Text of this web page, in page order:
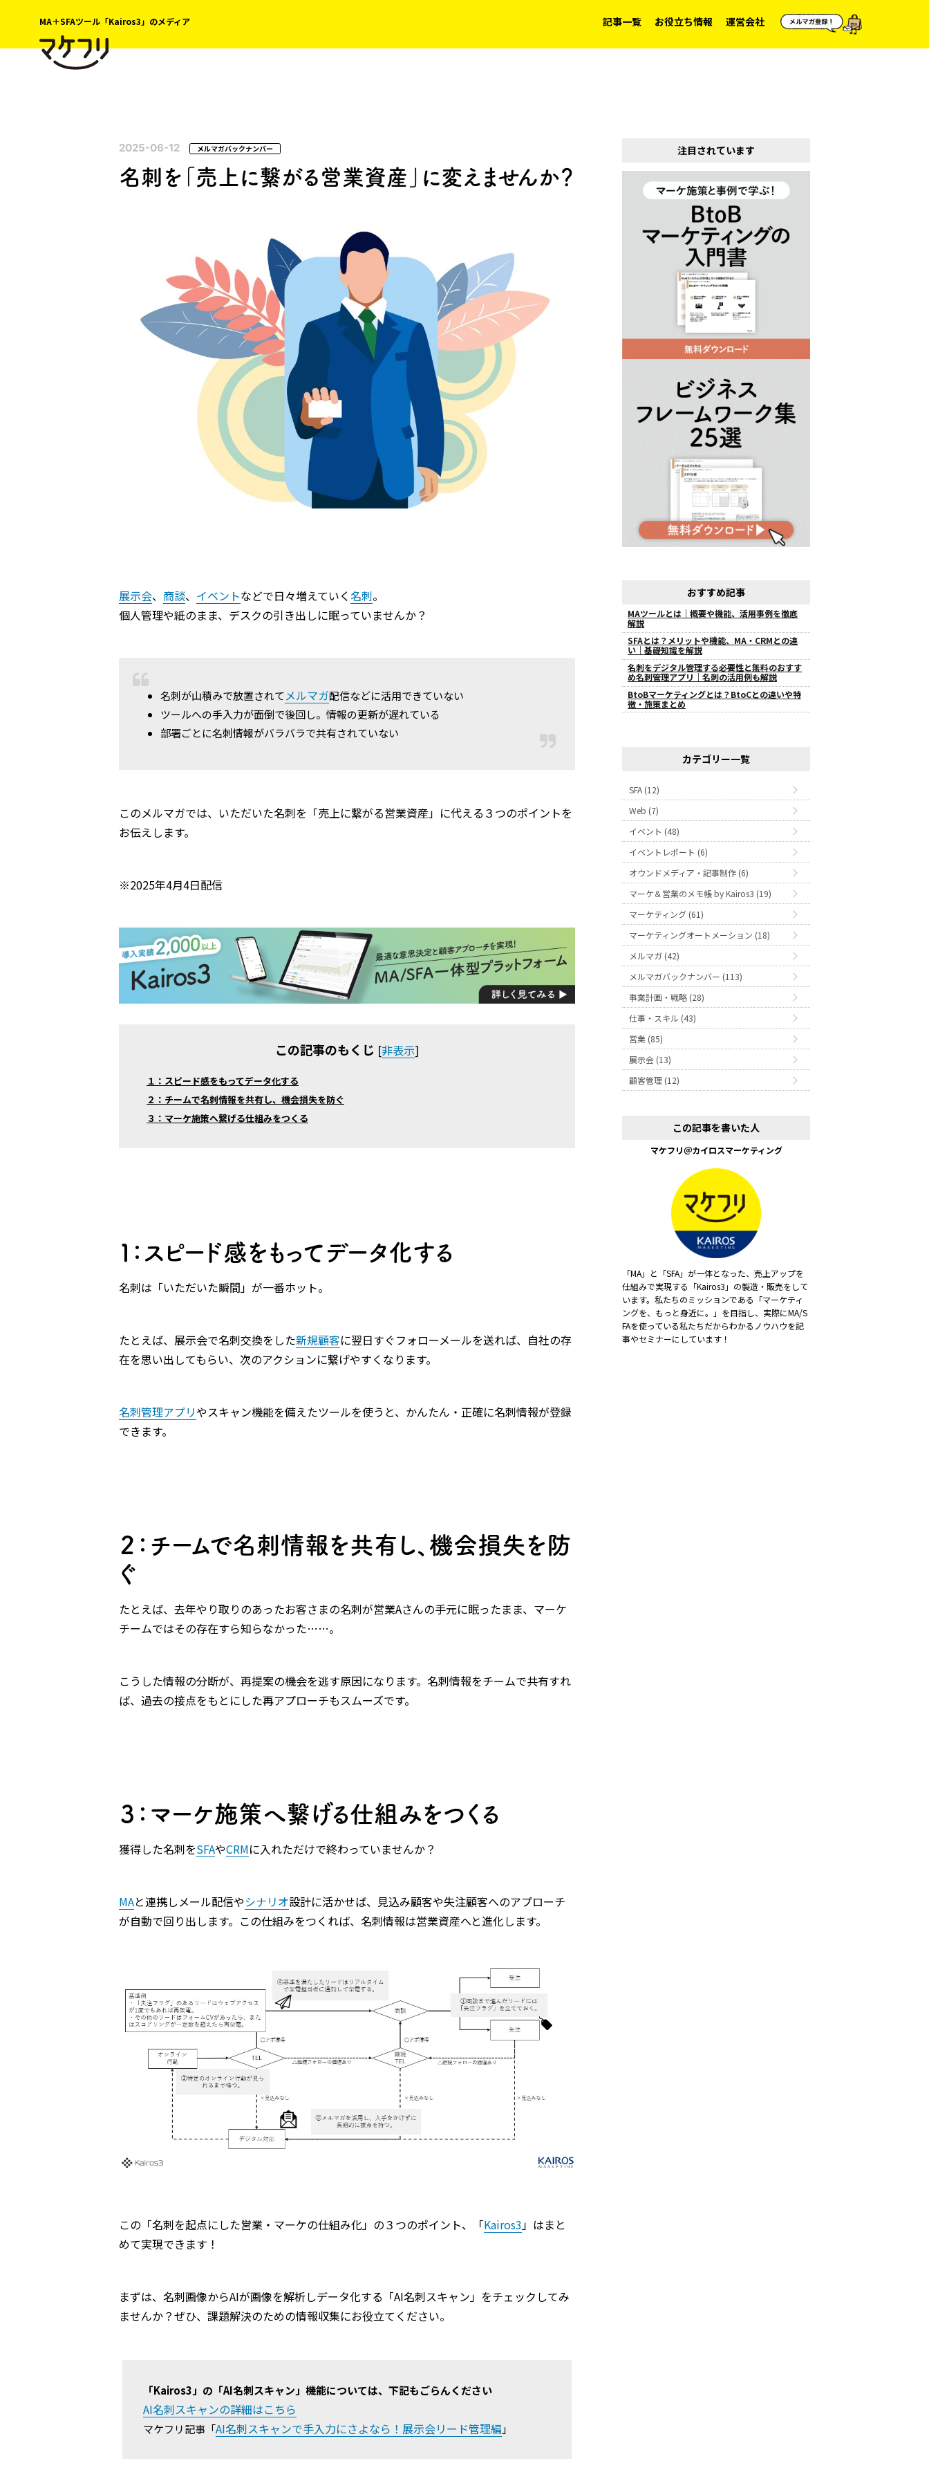
MA＋SFAツール「Kairos3」のメディア 記事一覧 お役立ち情報 運営会社
2025-06-12 メルマガバックナンバー
名刺を「売上に繋がる営業資産」に変えませんか？
展示会、 商談、 イベントなどで日々増えていく 名刺。
個人管理や紙のまま、デスクの引き出しに眠っていませんか？
名刺が山積みで放置されてメルマガ配信などに活用できていない
ツールへの手入力が面倒で後回し。情報の更新が遅れている
部署ごとに名刺情報がバラバラで共有されていない
このメルマガでは、いただいた名刺を「売上に繋がる営業資産」に代える３つのポイントを
お伝えします。
※2025年4月4日配信
この記事のもくじ [非表示]
１：スピード感をもってデータ化する
２：チームで名刺情報を共有し、機会損失を防ぐ
３：マーケ施策へ繋げる仕組みをつくる
１：スピード感をもってデータ化する
名刺は「いただいた瞬間」が一番ホット。
たとえば、展示会で名刺交換をした新規顧客に翌日すぐフォローメールを送れば、自社の存
在を思い出してもらい、次のアクションに繋げやすくなります。
名刺管理アプリやスキャン機能を備えたツールを使うと、かんたん・正確に名刺情報が登録
できます。
２：チームで名刺情報を共有し、機会損失を防
ぐ
たとえば、去年やり取りのあったお客さまの名刺が営業Aさんの手元に眠ったまま、マーケ
チームではその存在すら知らなかった……。
こうした情報の分断が、再提案の機会を逃す原因になります。名刺情報をチームで共有すれ
ば、過去の接点をもとにした再アプローチもスムーズです。
３：マーケ施策へ繋げる仕組みをつくる
獲得した名刺をSFAやCRMに入れただけで終わっていませんか？
MAと連携しメール配信やシナリオ設計に活かせば、見込み顧客や失注顧客へのアプローチ
が自動で回り出します。この仕組みをつくれば、名刺情報は営業資産へと進化します。
この「名刺を起点にした営業・マーケの仕組み化」の３つのポイント、「Kairos3」はまと
めて実現できます！
まずは、名刺画像からAIが画像を解析しデータ化する「AI名刺スキャン」をチェックしてみ
ませんか？ぜひ、課題解決のための情報収集にお役立てください。
「Kairos3」の「AI名刺スキャン」機能については、下記もごらんください
AI名刺スキャンの詳細はこちら
マケフリ記事「AI名刺スキャンで手入力にさよなら！展示会リード管理編 」
注目されています
おすすめ記事
MAツールとは｜概要や機能、活用事例を徹底
解説
SFAとは？メリットや機能、MA・CRMとの違
い｜基礎知識を解説
名刺をデジタル管理する必要性と無料のおすす
め名刺管理アプリ｜名刺の活用例も解説
BtoBマーケティングとは？BtoCとの違いや特
徴・施策まとめ
カテゴリー一覧
SFA (12)
Web (7)
イベント (48)
イベントレポート (6)
オウンドメディア・記事制作 (6)
マーケ＆営業のメモ帳 by Kairos3 (19)
マーケティング (61)
マーケティングオートメーション (18)
メルマガ (42)
メルマガバックナンバー (113)
事業計画・戦略 (28)
仕事・スキル (43)
営業 (85)
展示会 (13)
顧客管理 (12)
この記事を書いた人
マケフリ＠カイロスマーケティング
「MA」と「SFA」が一体となった、売上アップを
仕組みで実現する「Kairos3」の製造・販売をして
います。私たちのミッションである「マーケティ
ングを、もっと身近に。」を目指し、実際にMA/S
FAを使っている私たちだからわかるノウハウを記
事やセミナーにしています！